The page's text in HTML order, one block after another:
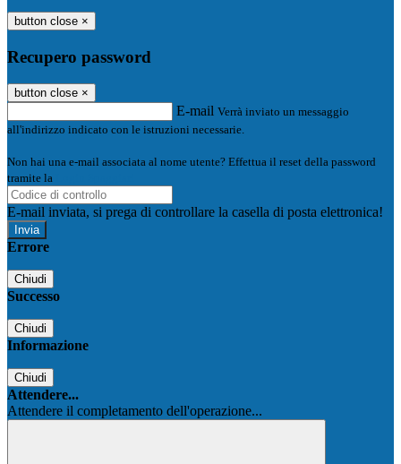
button close ×
Recupero password
button close ×
E-mail Verrà inviato un messaggio
all'indirizzo indicato con le istruzioni necessarie.
Non hai una e-mail associata al nome utente? Effettua il reset della password
tramite la
E-mail inviata, si prega di controllare la casella di posta elettronica!
Errore
Chiudi
Successo
Chiudi
Informazione
Chiudi
Attendere...
Attendere il completamento dell'operazione...